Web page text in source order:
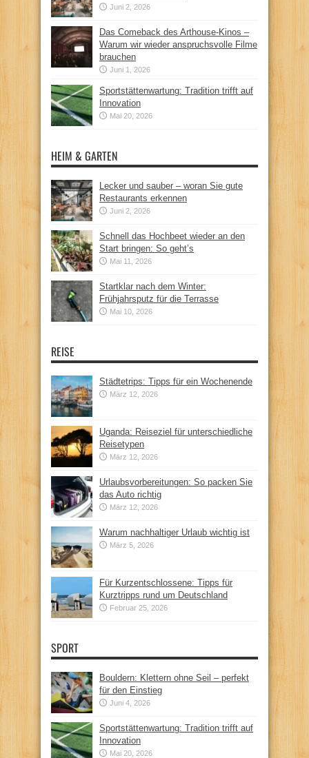
Juni 2, 2026
Das Comeback des Arthouse-Kinos –
Warum wir wieder anspruchsvolle Filme
brauchen
Juni 1, 2026
Sportstättenwartung: Tradition trifft auf
Innovation
Mai 20, 2026
HEIM & GARTEN
Lecker und sauber – woran Sie gute
Restaurants erkennen
Juni 2, 2026
Schnell das Hochbeet wieder an den
Start bringen: So geht’s
Mai 11, 2026
Startklar nach dem Winter:
Frühjahrsputz für die Terrasse
Mai 10, 2026
REISE
Städtetrips: Tipps für ein Wochenende
März 12, 2026
Uganda: Reiseziel für unterschiedliche
Reisetypen
März 12, 2026
Urlaubsvorbereitungen: So packen Sie
das Auto richtig
März 12, 2026
Warum nachhaltiger Urlaub wichtig ist
März 5, 2026
Für Kurzentschlossene: Tipps für
Kurztripps rund um Deutschland
Februar 25, 2026
SPORT
Bouldern: Klettern ohne Seil – perfekt
für den Einstieg
Juni 4, 2026
Sportstättenwartung: Tradition trifft auf
Innovation
Mai 20, 2026